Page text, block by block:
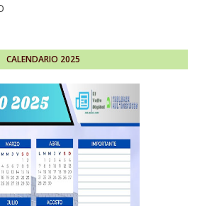
CALENDARIO 2025